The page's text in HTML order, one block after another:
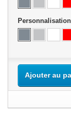
Ajouter au